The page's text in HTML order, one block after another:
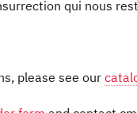
qui nous
please see our